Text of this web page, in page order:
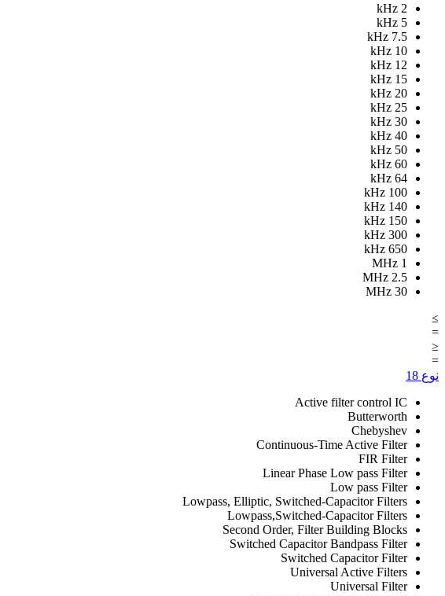
2
kHz
5
kHz
7.5
kHz
10
kHz
12
kHz
15
kHz
20
kHz
25
kHz
30
kHz
40
kHz
50
kHz
60
kHz
64
kHz
100
kHz
140
kHz
150
kHz
300
kHz
650
kHz
1
MHz
2.5
MHz
30
MHz
≥
=
≤
=
نوع 18
Active filter control IC
Butterworth
Chebyshev
Continuous-Time Active Filter
FIR Filter
Linear Phase Low pass Filter
Low pass Filter
Lowpass, Elliptic, Switched-Capacitor Filters
Lowpass,Switched-Capacitor Filters
Second Order, Filter Building Blocks
Switched Capacitor Bandpass Filter
Switched Capacitor Filter
Universal Active Filters
Universal Filter